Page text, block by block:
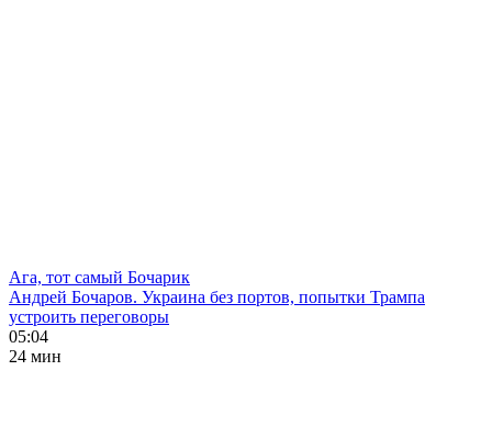
Ага, тот самый Бочарик
Андрей Бочаров. Украина без портов, попытки Трампа
устроить переговоры
05:04
24 мин